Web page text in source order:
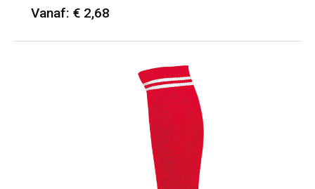
Vanaf: € 2,68
Minimale afname: 50